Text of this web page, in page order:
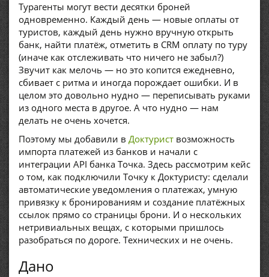
Турагенты могут вести десятки броней
одновременно. Каждый день — новые оплаты от
туристов, каждый день нужно вручную открыть
банк, найти платёж, отметить в CRM оплату по туру
(иначе как отслеживать что ничего не забыл?)
Звучит как мелочь — но это копится ежедневно,
сбивает с ритма и иногда порождает ошибки. И в
целом это довольно нудно — переписывать руками
из одного места в другое. А что нудно — нам
делать не очень хочется.
Поэтому мы добавили в Доктурист возможность
импорта платежей из банков и начали с
интеграции API банка Точка. Здесь рассмотрим кейс
о том, как подключили Точку к Доктуристу: сделали
автоматические уведомления о платежах, умную
привязку к бронированиям и создание платёжных
ссылок прямо со страницы брони. И о нескольких
нетривиальных вещах, с которыми пришлось
разобраться по дороге. Технических и не очень.
Дано